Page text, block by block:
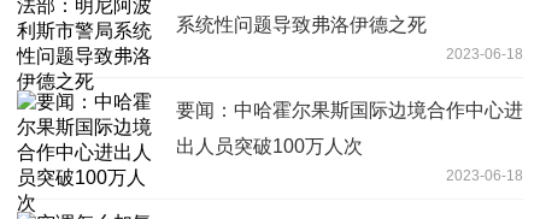
系统性问题导致弗洛伊德之死
2023-06-18
要闻：中哈霍尔果斯国际边境合作中心进
出人员突破100万人次
2023-06-18